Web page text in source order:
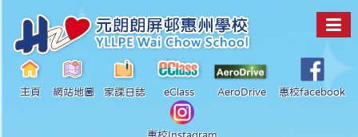
主頁 網站地圖 家課日誌 eClass AeroDrive 惠校facebook